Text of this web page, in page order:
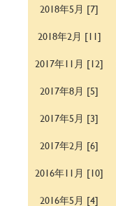
2018年5月 [7]
2018年2月 [11]
2017年11月 [12]
2017年8月 [5]
2017年5月 [3]
2017年2月 [6]
2016年11月 [10]
2016年5月 [4]